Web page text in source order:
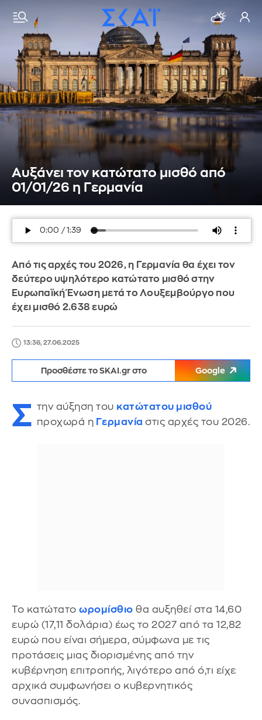
Αυξάνει τον κατώτατο μισθό από
01/01/26 η Γερμανία
Από τις αρχές του 2026, η Γερμανία θα έχει τον
δεύτερο υψηλότερο κατώτατο μισθό στην
Ευρωπαϊκή Ένωση μετά το Λουξεμβούργο που
έχει μισθό 2.638 ευρώ
13:36, 27.06.2025
Προσθέστε το SKAI.gr στο Google
Σ την αύξηση του κατώτατου μισθού
προχωρά η Γερμανία στις αρχές του 2026.
To κατώτατο ωρομίσθιο θα αυξηθεί στα 14,60
ευρώ (17,11 δολάρια) έως το 2027 από τα 12,82
ευρώ που είναι σήμερα, σύμφωνα με τις
προτάσεις μιας διορισμένης από την
κυβέρνηση επιτροπής, λιγότερο από ό,τι είχε
αρχικά συμφωνήσει ο κυβερνητικός
συνασπισμός.